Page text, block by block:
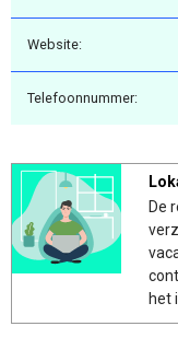
Website:
Telefoonnummer:
De
het